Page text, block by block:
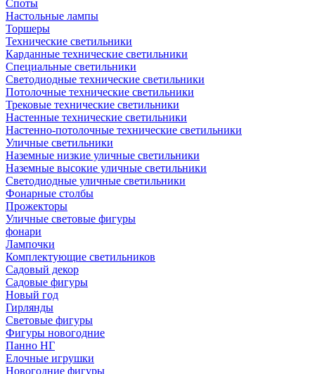
Споты
Настольные лампы
Торшеры
Технические светильники
Карданные технические светильники
Специальные светильники
Светодиодные технические светильники
Потолочные технические светильники
Трековые технические светильники
Настенные технические светильники
Настенно-потолочные технические светильники
Уличные светильники
Наземные низкие уличные светильники
Наземные высокие уличные светильники
Светодиодные уличные светильники
Фонарные столбы
Прожекторы
Уличные световые фигуры
фонари
Лампочки
Комплектующие светильников
Садовый декор
Садовые фигуры
Новый год
Гирлянды
Световые фигуры
Фигуры новогодние
Панно НГ
Елочные игрушки
Новогодние фигуры